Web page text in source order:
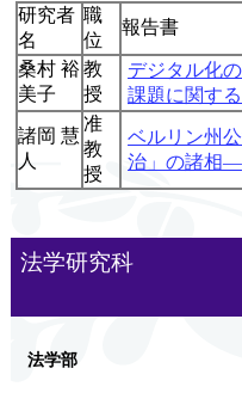
研究者
名
職
位
報告書
桑村 裕
美子
教
授
デジタル化
課題に関す
諸岡 慧
人
准
教
授
ベルリン州
治」の諸相―
法学研究科
法学部